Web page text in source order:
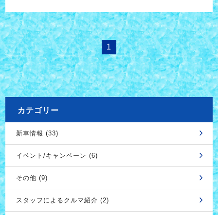
1
カテゴリー
新車情報 (33)
イベント/キャンペーン (6)
その他 (9)
スタッフによるクルマ紹介 (2)